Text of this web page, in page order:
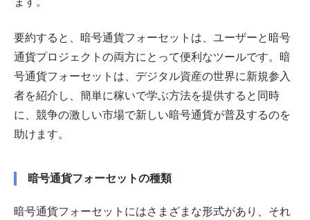
要約すると、暗号通貨フォーセットは、ユーザーと暗号
通貨プロジェクトの両方にとって便利なツールです。暗
号通貨フォーセットは、デジタル資産の世界に新規参入
者を紹介し、簡単に稼いで学ぶ方法を提供すると同時
に、競争の激しい市場で新しい暗号通貨が普及するのを
助けます。
暗号通貨フォーセットの種類
暗号通貨フォーセットにはさまざまな形式があり、それ